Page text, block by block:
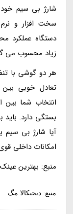
سخت افزار و
دستگاه عملکرد
زیاد محسوب می
هر دو گوشی با
تعادل خوبی بین
انتخاب شما بین
بستگی دارد. باید
آیا شارژ بی
امکانات داخلی
منبع: بهترین
منبع: دیجیکالا مگ